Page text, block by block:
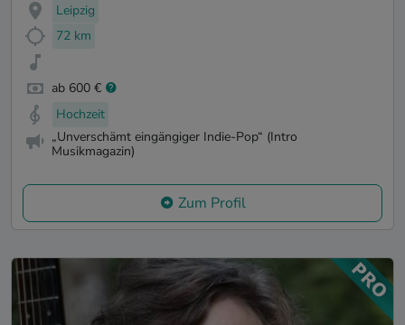
Leipzig
72 km
ab 600 €
Hochzeit
„Unverschämt eingängiger Indie-Pop“ (Intro
Musikmagazin)
Zum Profil